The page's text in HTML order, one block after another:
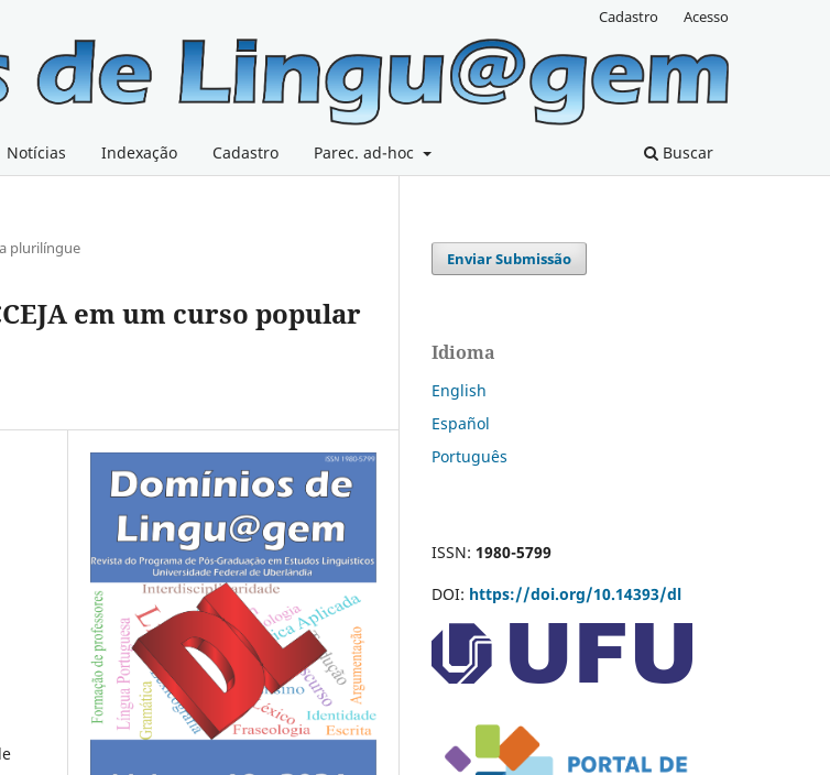
Notícias Indexação Cadastro Parec. ad-hoc Buscar
Cadastro Acesso
plurilíngue
em um curso popular
Enviar Submissão
Idioma
English
Español
Português
ISSN: 1980-5799
DOI: https://doi.org/10.14393/dl